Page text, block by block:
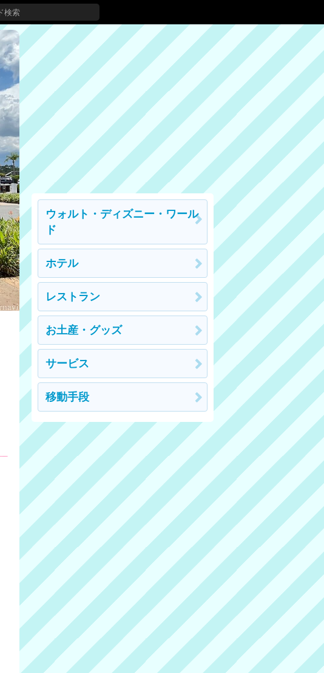
ウォルト・ディズニー・ワール
ド
ホテル
レストラン
お土産・グッズ
サービス
移動手段